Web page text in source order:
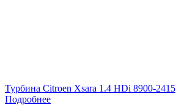
Турбина Citroen Xsara 1.4 HDi 8900-2415
Подробнее